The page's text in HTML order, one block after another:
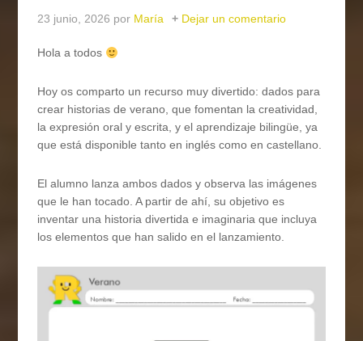
23 junio, 2026 por María Dejar un comentario
Hola a todos
Hoy os comparto un recurso muy divertido: dados para
crear historias de verano, que fomentan la creatividad,
la expresión oral y escrita, y el aprendizaje bilingüe, ya
que está disponible tanto en inglés como en castellano.
El alumno lanza ambos dados y observa las imágenes
que le han tocado. A partir de ahí, su objetivo es
inventar una historia divertida e imaginaria que incluya
los elementos que han salido en el lanzamiento.